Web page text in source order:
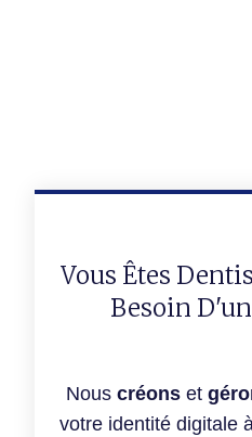
Vous Êtes
Besoin
Nous créonset
votre identité digitale